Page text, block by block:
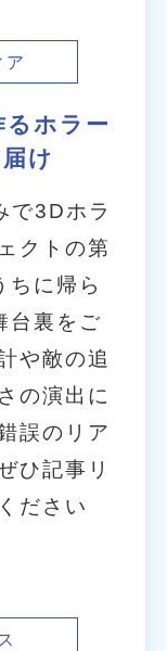
ア
ホラー
け
で3Dホラ
クトの第
ちに帰ら
台裏をご
や敵の追
の演出に
誤のリア
ひ記事リ
ださい